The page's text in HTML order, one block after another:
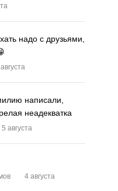
надо с друзьями,
написали,
неадекватка
5 августа
4 августа